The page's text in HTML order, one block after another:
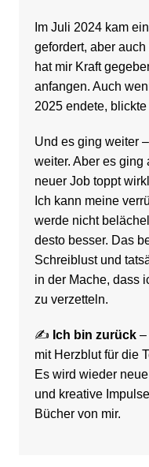
Im Juli 2024 kam
gefordert, aber
hat mir Kraft
anfangen. Auch
2025 endete,
Und es ging weiter
weiter. Aber es ging
neuer Job toppt
Ich kann meine
werde nicht
desto besser. Das
Schreiblust und
in der Mache, dass
zu verzetteln.
✍️ Ich bin zurück–
mit Herzblut für die
Es wird wieder
und kreative
Bücher von mir.